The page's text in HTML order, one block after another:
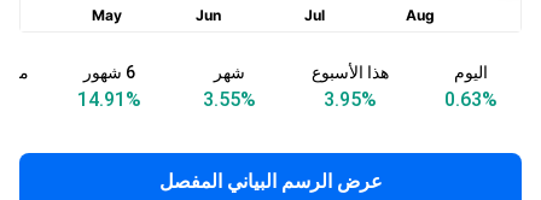
اليوم
0.63%
هذا الأسبوع
3.95%
شهر
3.55%
6 شهور
14.91 %
منذ
عرض الرسم البياني المفصل